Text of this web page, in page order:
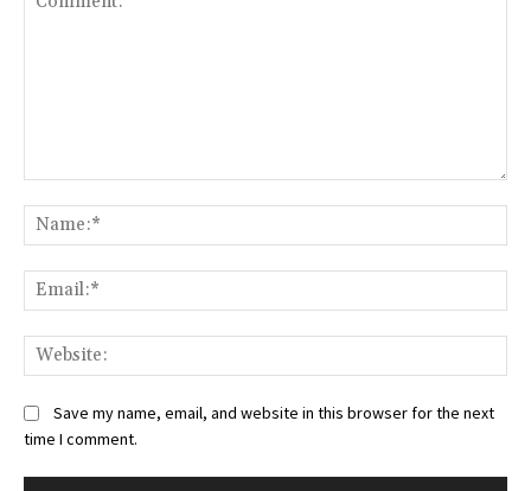
Save my name, email, and website in this browser for the next
time I comment.